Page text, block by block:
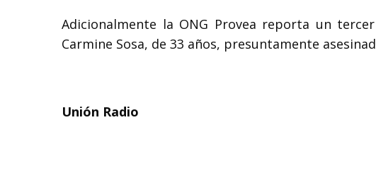
Adicionalmente la ONG Provea reporta un
Carmine Sosa, de 33 años, presuntamente
Unión Radio